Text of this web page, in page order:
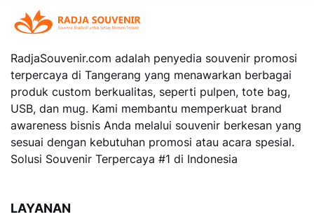
RadjaSouvenir.com adalah penyedia souvenir promosi
terpercaya di Tangerang yang menawarkan berbagai
produk custom berkualitas, seperti pulpen, tote bag,
USB, dan mug. Kami membantu memperkuat brand
awareness bisnis Anda melalui souvenir berkesan yang
sesuai dengan kebutuhan promosi atau acara spesial.
Solusi Souvenir Terpercaya #1 di Indonesia
LAYANAN